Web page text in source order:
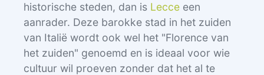
historische steden, dan is Lecce een
aanrader. Deze barokke stad in het zuiden
van Italië wordt ook wel het "Florence van
het zuiden" genoemd en is ideaal voor wie
cultuur wil proeven zonder dat het al te